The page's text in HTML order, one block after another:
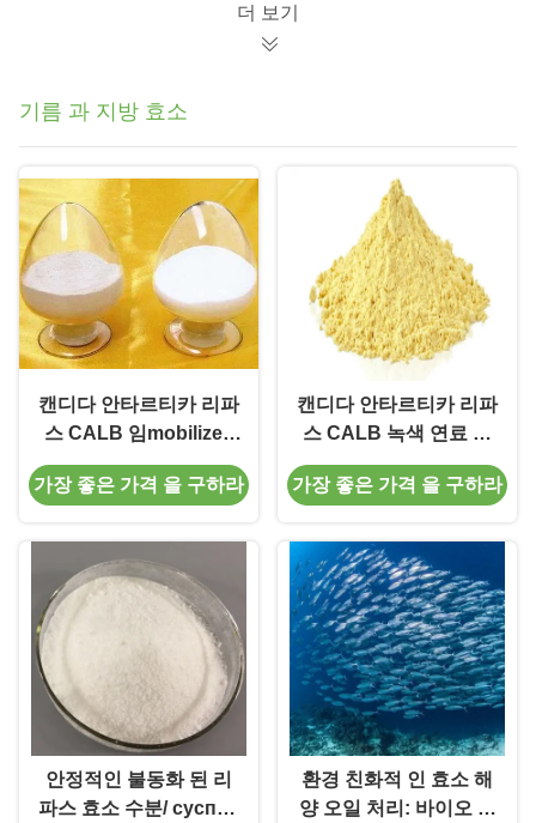
더 보기
기름 과 지방 효소
캔디다 안타르티카 리파
스 CALB 임mobilized
Lipase Granule 의약
효소
가장 좋은 가격 을 구하라
캔디다 안타르티카 리파
스 CALB 녹색 연료 및
키랄 화학을 위한 효소
가장 좋은 가격 을 구하라
안정적인 불동화 된 리
파스 효소 수분/ суспен
환경 친화적 인 효소 해
양 오일 처리: 바이오 카